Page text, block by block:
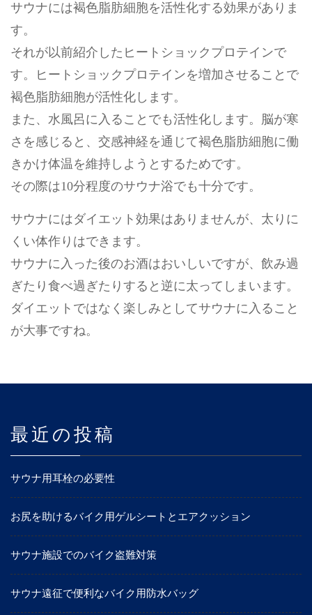
サウナには褐色脂肪細胞を活性化する効果がありま
す。
それが以前紹介したヒートショックプロテインで
す。ヒートショックプロテインを増加させることで
褐色脂肪細胞が活性化します。
また、水風呂に入ることでも活性化します。脳が寒
さを感じると、交感神経を通じて褐色脂肪細胞に働
きかけ体温を維持しようとするためです。
その際は10分程度のサウナ浴でも十分です。
サウナにはダイエット効果はありませんが、太りに
くい体作りはできます。
サウナに入った後のお酒はおいしいですが、飲み過
ぎたり食べ過ぎたりすると逆に太ってしまいます。
ダイエットではなく楽しみとしてサウナに入ること
が大事ですね。
最近の投稿
サウナ用耳栓の必要性
お尻を助けるバイク用ゲルシートとエアクッション
サウナ施設でのバイク盗難対策
サウナ遠征で便利なバイク用防水バッグ